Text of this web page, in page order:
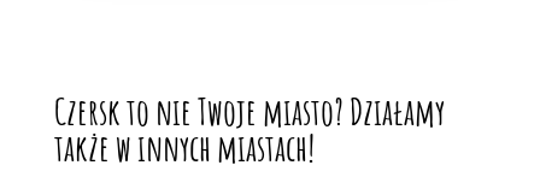
Czersk to nie Twoje miasto? Działamy
także w innych miastach!